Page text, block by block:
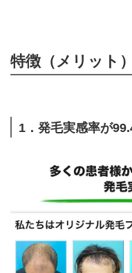
特徴（メリット）
1．発毛実感率が